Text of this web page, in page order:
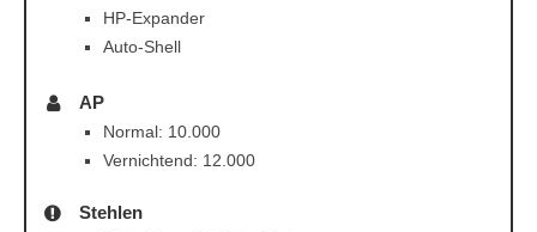
HP-Expander
Auto-Shell
AP
Normal: 10.000
Vernichtend: 12.000
Stehlen